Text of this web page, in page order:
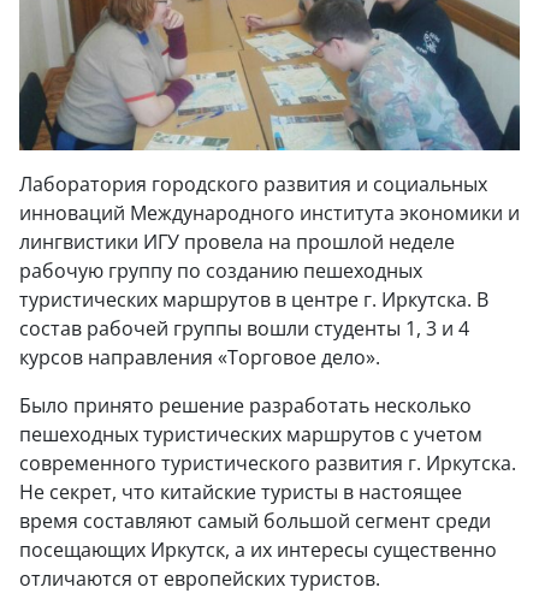
Лаборатория городского развития и социальных
инноваций Международного института экономики и
лингвистики ИГУ провела на прошлой неделе
рабочую группу по созданию пешеходных
туристических маршрутов в центре г. Иркутска. В
состав рабочей группы вошли студенты 1, 3 и 4
курсов направления «Торговое дело».
Было принято решение разработать несколько
пешеходных туристических маршрутов с учетом
современного туристического развития г. Иркутска.
Не секрет, что китайские туристы в настоящее
время составляют самый большой сегмент среди
посещающих Иркутск, а их интересы существенно
отличаются от европейских туристов.